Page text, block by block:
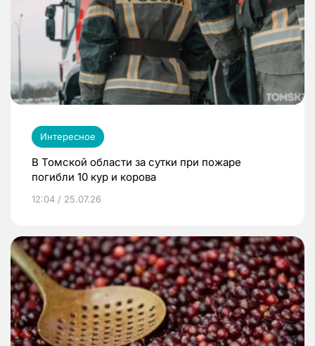
Интересное
В Томской области за сутки при пожаре
погибли 10 кур и корова
12:04 / 25.07.26